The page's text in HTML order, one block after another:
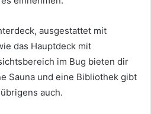
ausgestattet mit
das Hauptdeck mit
im Bug bieten dir
Sauna und eine Bibliothek gibt
auch.